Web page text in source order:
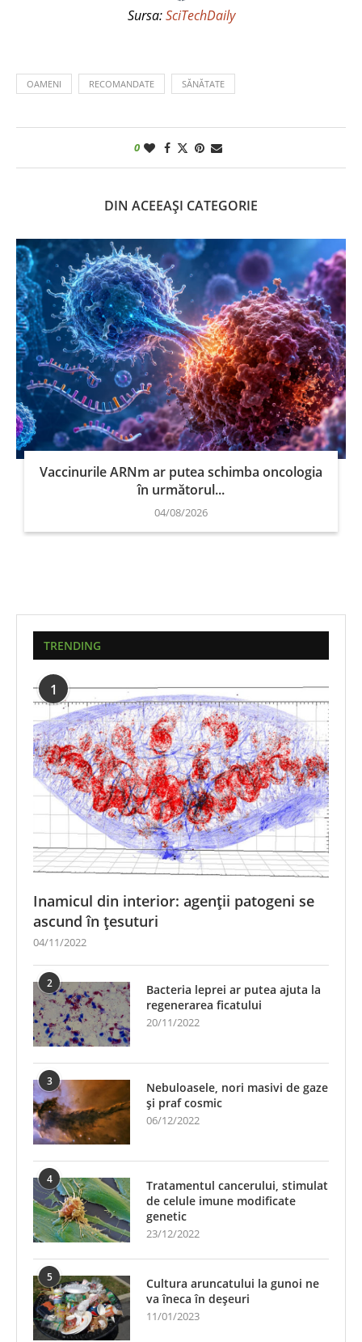
Sursa:SciTechDaily
OAMENI RECOMANDATE SĂNĂTATE
0
DIN ACEEAȘI CATEGORIE
Vaccinurile ARNm ar putea schimba oncologia
în următorul...
04/08/2026
TRENDING
1
Inamicul din interior: agenții patogeni se
ascund în țesuturi
04/11/2022
2
Bacteria leprei ar putea ajuta la
regenerarea ficatului
20/11/2022
3
Nebuloasele, nori masivi de gaze
și praf cosmic
06/12/2022
4
Tratamentul cancerului, stimulat
de celule imune modificate
genetic
23/12/2022
5
Cultura aruncatului la gunoi ne
va îneca în deșeuri
11/01/2023